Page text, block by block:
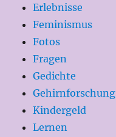
Erlebnisse
Feminismus
Fotos
Fragen
Gedichte
Gehirnforschung
Kindergeld
Lernen